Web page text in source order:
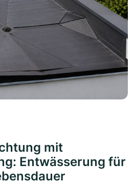
mit
Entwässerung für